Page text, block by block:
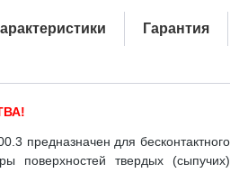
Гарантия
предназначен для бесконтактного
поверхностей твердых (сыпучих)